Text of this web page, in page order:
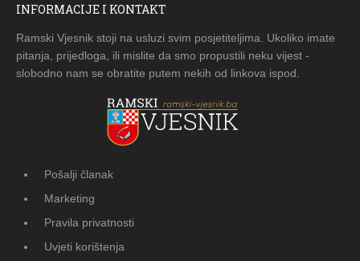
INFORMACIJE I KONTAKT
Ramski Vjesnik stoji na usluzi svim posjetiteljima. Ukoliko imate
pitanja, prijedloga, ili mislite da smo propustili neku vijest -
slobodno nam se obratite putem nekih od linkova ispod.
Pošalji članak
Marketing
Pravila privatnosti
Uvjeti korištenja